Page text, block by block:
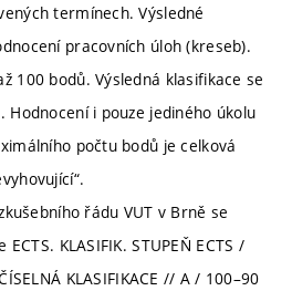
termínech. Výsledné
pracovních úloh (kreseb).
100 bodů. Výsledná klasifikace se
Hodnocení i pouze jediného úkolu
počtu bodů je celková
řádu VUT v Brně se
KLASIFIK. STUPEŇ ECTS /
KLASIFIKACE // A / 100–90